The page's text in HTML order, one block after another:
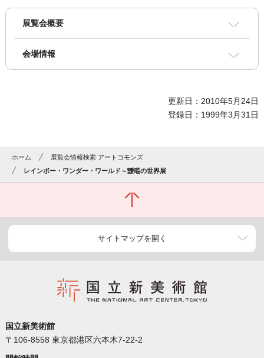
展覧会概要
会場情報
更新日：2010年5月24日
登録日：1999年3月31日
ホーム
展覧会情報検索 アートコモンズ
レインボー・ワンダー・ワールド～靉嘔の世界展
サイトマップを開く
国立新美術館
〒106-8558 東京都港区六本木7-22-2